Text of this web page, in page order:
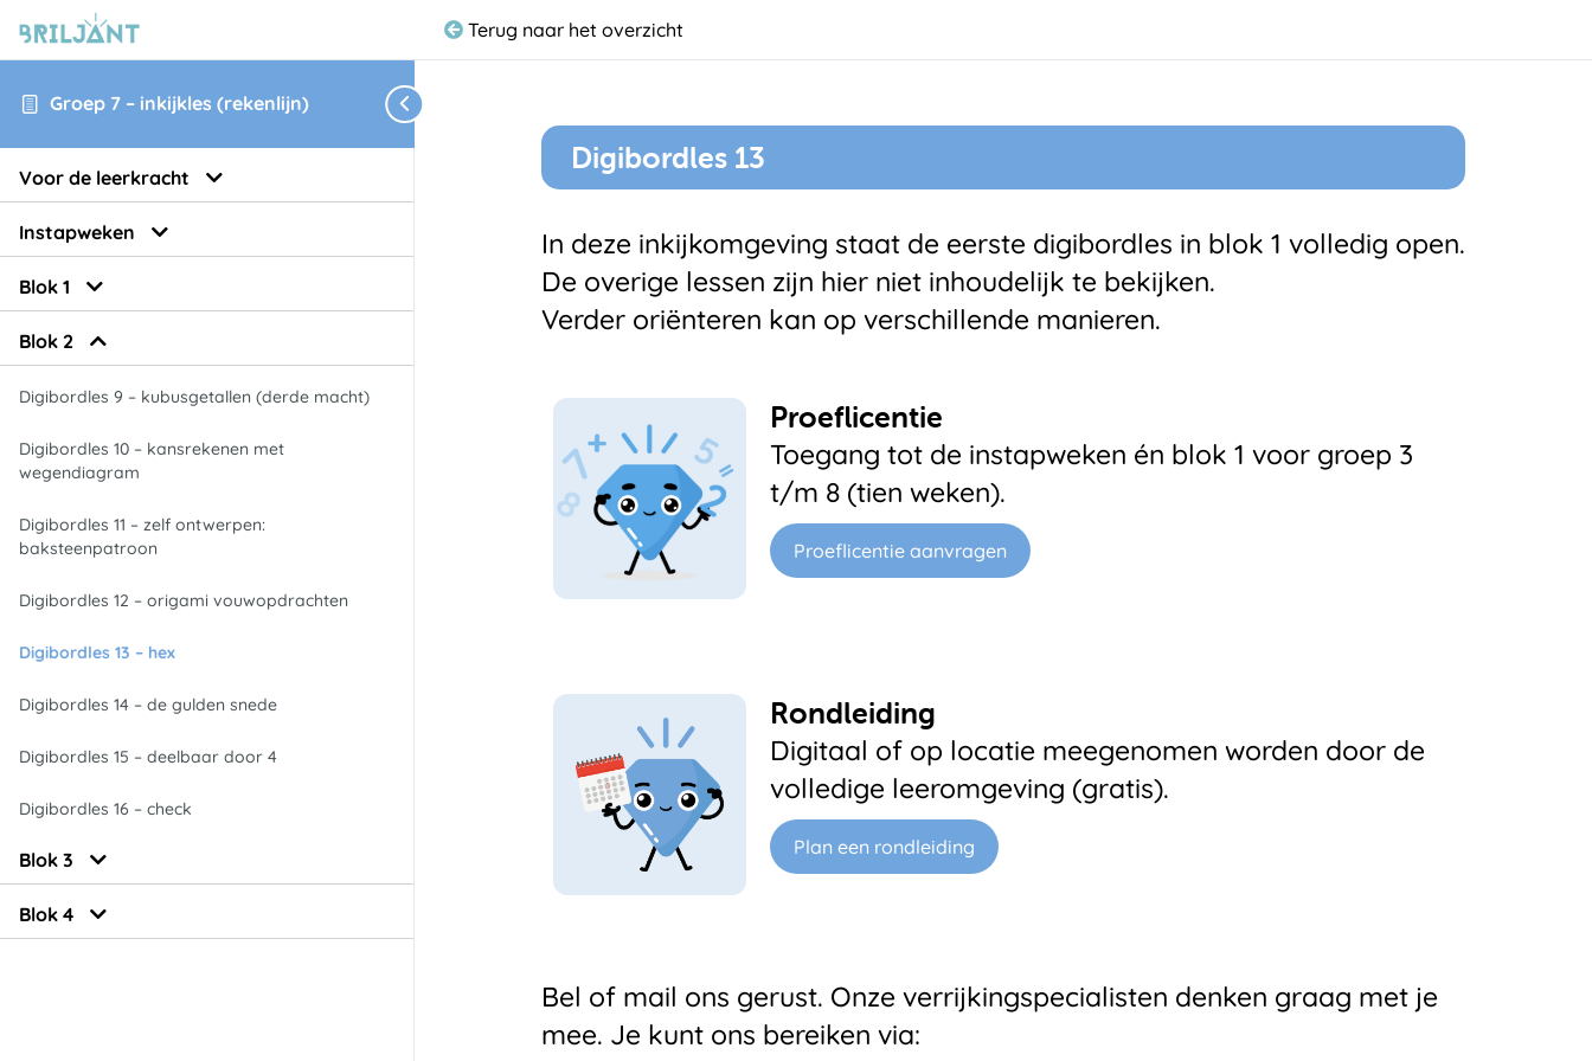
Groep 7 – inkijkles (rekenlijn)
Voor de leerkracht
Instapweken
Blok 1
Blok 2
Digibordles 9 – kubusgetallen (derde macht)
Digibordles 10 – kansrekenen met
wegendiagram
Digibordles 11 – zelf ontwerpen:
baksteenpatroon
Digibordles 12 – origami vouwopdrachten
Digibordles 13 – hex
Digibordles 14 – de gulden snede
Digibordles 15 – deelbaar door 4
Digibordles 16 – check
Blok 3
Blok 4
Terug naar het overzicht
Digibordles 13
In deze inkijkomgeving staat de eerste digibordles in blok 1 volledig open.
De overige lessen zijn hier niet inhoudelijk te bekijken.
Verder oriënteren kan op verschillende manieren.
Proeflicentie
Toegang tot de instapweken én blok 1 voor groep 3
t/m 8 (tien weken).
Proeflicentie aanvragen
Rondleiding
Digitaal of op locatie meegenomen worden door de
volledige leeromgeving (gratis).
Plan een rondleiding
Bel of mail ons gerust. Onze verrijkingspecialisten denken graag met je
mee. Je kunt ons bereiken via: